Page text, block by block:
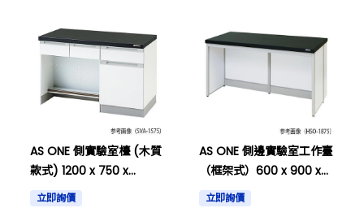
AS ONE 側實驗室檯 (木質
款式) 1200 x 750 x
800mm 及其他
立即詢價
AS ONE 側邊實驗室工作臺
（框架式）600 x 900 x
800毫米及其他
立即詢價